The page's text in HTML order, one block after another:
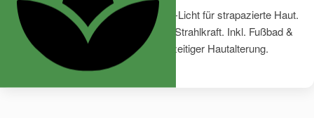
Regenerationsbehandlung mit LED-Licht für strapazierte Haut.
Fördert Elastizität, Feuchtigkeit & Strahlkraft. Inkl. Fußbad &
Fußmassage – ideal bei vorzeitiger Hautalterung.